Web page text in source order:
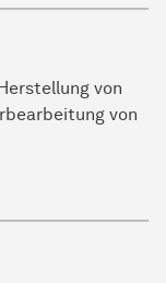
von
von